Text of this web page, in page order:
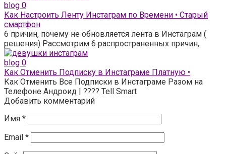
blog 0
Как Настроить Ленту Инстаграм по Времени • Старый
смартфон
6 причин, почему не обновляется лента в Инстаграм (
решения) Рассмотрим 6 распространенных причин,
blog 0
Как Отменить Подписку в Инстаграме Платную •
Как Отменить Все Подписки в Инстаграме Разом на
Телефоне Андроид | ???? Tell Smart
Добавить комментарий
Имя *
Email *